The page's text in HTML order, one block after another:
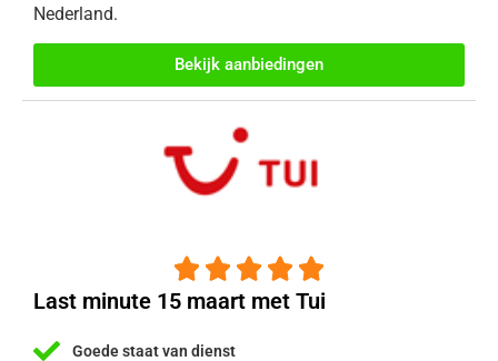
Nederland.
Bekijk aanbiedingen
    
Last minute 15 maart met Tui
Goede staat van dienst